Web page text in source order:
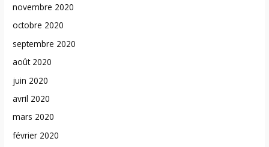
novembre 2020
octobre 2020
septembre 2020
août 2020
juin 2020
avril 2020
mars 2020
février 2020